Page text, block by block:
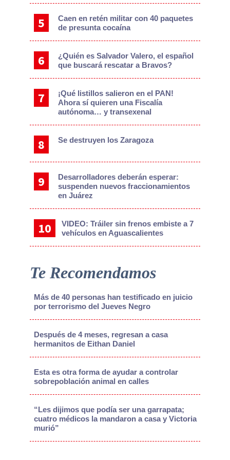
Caen en retén militar con 40 paquetes
de presunta cocaína
¿Quién es Salvador Valero, el español
que buscará rescatar a Bravos?
¡Qué listillos salieron en el PAN!
Ahora sí quieren una Fiscalía
autónoma… y transexenal
Se destruyen los Zaragoza
Desarrolladores deberán esperar:
suspenden nuevos fraccionamientos
en Juárez
VIDEO: Tráiler sin frenos embiste a 7
vehículos en Aguascalientes
Te Recomendamos
Más de 40 personas han testificado en juicio
por terrorismo del Jueves Negro
Después de 4 meses, regresan a casa
hermanitos de Eithan Daniel
Esta es otra forma de ayudar a controlar
sobrepoblación animal en calles
“Les dijimos que podía ser una garrapata;
cuatro médicos la mandaron a casa y Victoria
murió”